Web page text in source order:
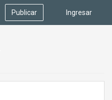
Ingresar
Publicar